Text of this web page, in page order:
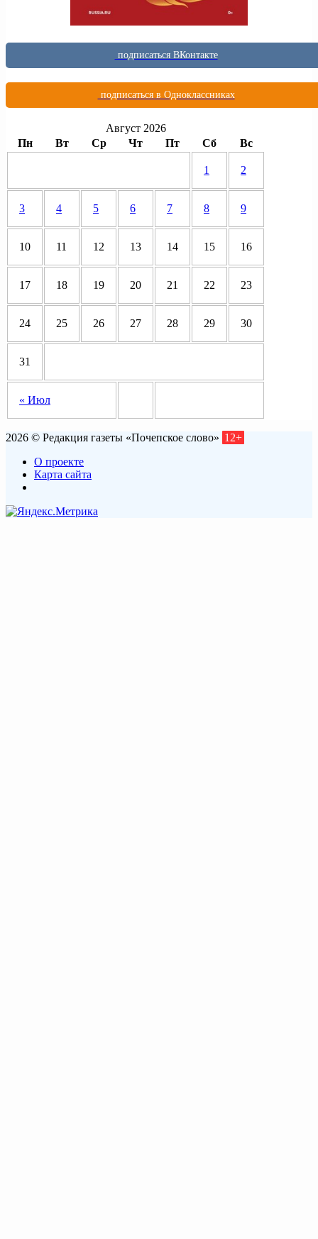
подписаться ВКонтакте
подписаться в Одноклассниках
Август 2026
Пн
Вт Ср Чт Пт Сб Вс
« Июл
1 2
3 4 5 6 7 8 9
10 11 12 13 14 15 16
17 18 19 20 21 22 23
24 25 26 27 28 29 30
31
2026 © Редакция газеты «Почепское слово» 12+
О проекте
Карта сайта